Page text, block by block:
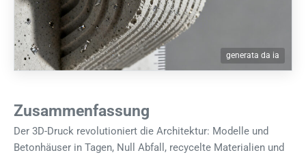
generata da ia
Zusammenfassung
Der 3D-Druck revolutioniert die Architektur: Modelle und
Betonhäuser in Tagen, Null Abfall, recycelte Materialien und